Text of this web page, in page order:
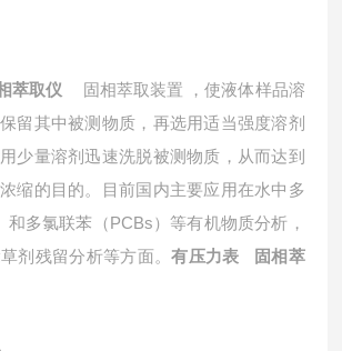
萃取仪
固相萃取装置 ，使液体样品溶
留其中被测物质，再选用适当强度溶剂
少量溶剂迅速洗脱被测物质，从而达到
缩的目的。目前国内主要应用在水中多
和多氯联苯（PCBs）等有机物质分析，
剂残留分析等方面。有压力表 固相萃